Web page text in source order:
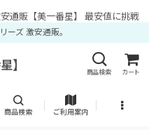
通販【美一番星】 最安値に挑戦
ーズ 激安通販。
】
商品検索 カート
商品検索 ご利用案内